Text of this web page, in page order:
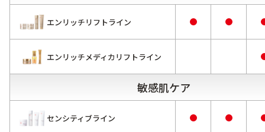
エンリッチリフトライン
エンリッチメディカリフトライン
敏感肌ケア
センシティブライン